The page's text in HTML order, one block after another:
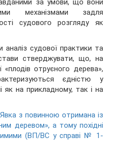
за умови, що вони
механізмами задля
судового розгляду як
судової практики та
стверджувати, що, на
«плодів отруєного дерева»,
єдністю у
як на прикладному, так і на
Явка з повинною отримана із
деревом», а тому похідні
(ВП/ВС у справі № 1-